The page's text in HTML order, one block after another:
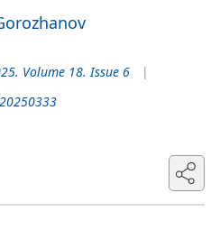
Volume 18. Issue 6